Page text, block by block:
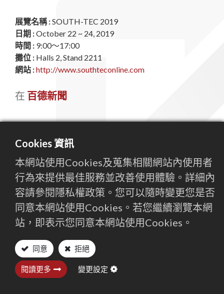
最新消息
關於我們
繁體中文 English (US)
展覽名稱 :SOUTH-TEC 2019
日期 :October 22 ~ 24, 2019
時間 : 9:00～17:00
攤位 : Halls 2, Stand 2211
網站 :http://www.southteconline.com
在 百德新聞
百德新聞
Cookies 資訊
本網站使用Cookies及蒐集相關網站內使用者
行為來提供最佳服務並改善使用體驗。詳細內
容請參閱隱私權政策。您可以隨時變更您是否
同意本網站使用Cookies。若您繼續瀏覽本網
站，即表示您同意本網站使用Cookies。
同意 拒絕
閱讀更多 變更設定